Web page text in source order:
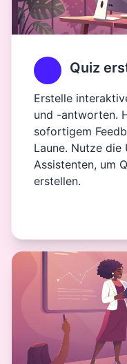
Quiz
Erstelle
und -antworten.
sofortigem
Laune. Nutze
Assistenten, um
erstellen.